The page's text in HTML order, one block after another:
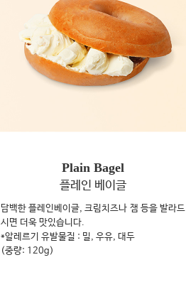
Plain Bagel
플레인 베이글
담백한 플레인베이글, 크림치즈나 잼 등을 발라드
시면 더욱 맛있습니다.
*알레르기 유발물질 : 밀, 우유, 대두
(중량: 120g)